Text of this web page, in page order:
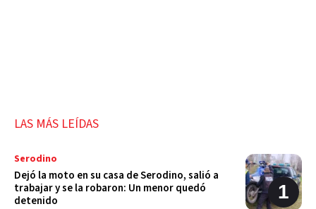
LAS MÁS LEÍDAS
Serodino
Dejó la moto en su casa de Serodino, salió a
trabajar y se la robaron: Un menor quedó
detenido